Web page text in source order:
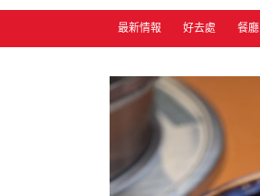
最新情報 好去處 餐廳